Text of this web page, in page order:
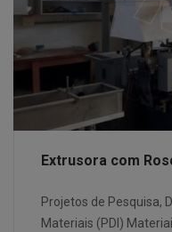
Extrusora com
Projetos de Pesquisa,
Materiais (PDI)